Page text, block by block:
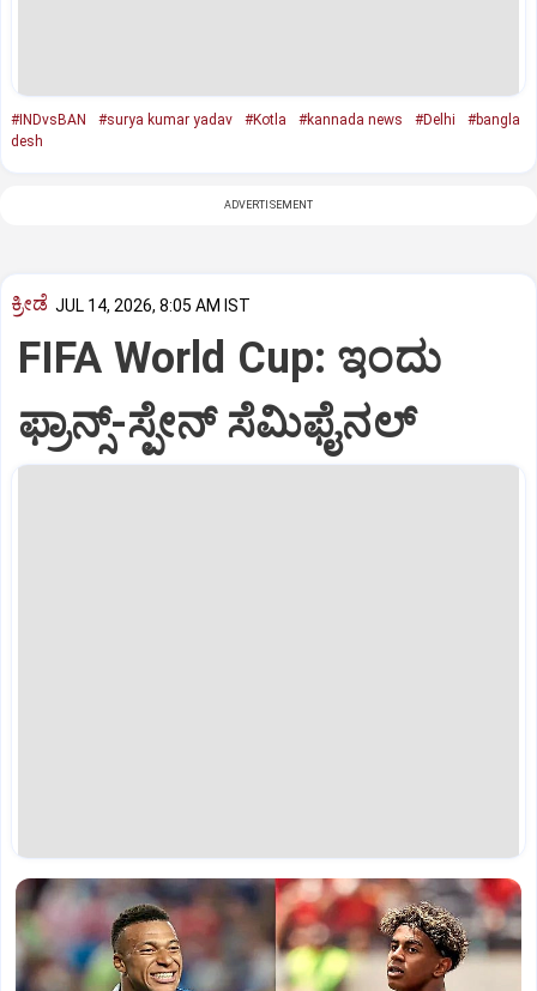
#INDvsBAN #surya kumar yadav #Kotla #kannada news #Delhi
#bangla
desh
ADVERTISEMENT
ಕ್ರೀಡೆ JUL 14, 2026, 8:05 AM IST
FIFA World Cup: ಇಂದು
ಫ್ರಾನ್ಸ್‌-ಸ್ಪೇನ್‌ ಸೆಮಿಫೈನಲ್‌